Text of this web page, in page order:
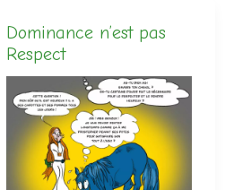
Dominance n’est pas
Respect